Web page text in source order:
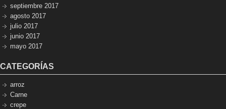
septiembre 2017
agosto 2017
julio 2017
junio 2017
mayo 2017
CATEGORÍAS
arroz
Carne
crepe